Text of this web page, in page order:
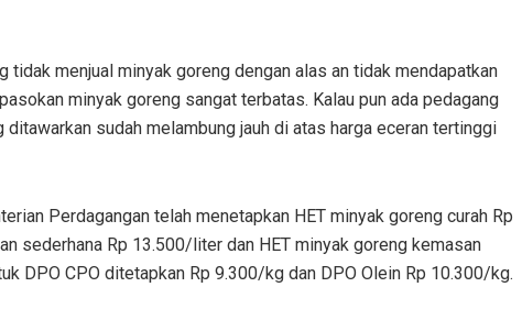
tidak menjual minyak goreng dengan alas an tidak mendapatkan
minyak goreng sangat terbatas. Kalau pun ada pedagang
ditawarkan sudah melambung jauh di atas harga eceran tertinggi
Perdagangan telah menetapkan HET minyak goreng curah Rp
sederhana Rp 13.500/liter dan HET minyak goreng kemasan
DPO CPO ditetapkan Rp 9.300/kg dan DPO Olein Rp 10.300/kg.